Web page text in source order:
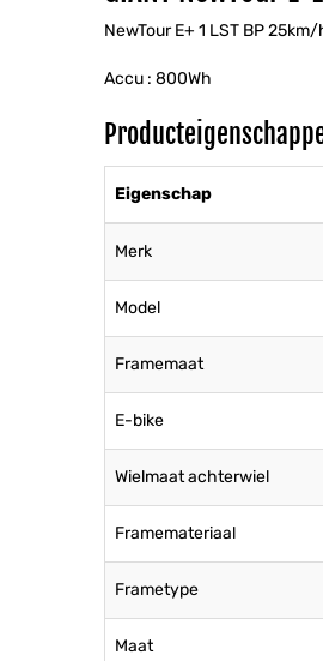
NewTour E+ 1 LST BP
Accu : 800Wh
Eigenschap
Merk
Model
Framemaat
E-bike
Wielmaat achterwiel
Framemateriaal
Frametype
Maat